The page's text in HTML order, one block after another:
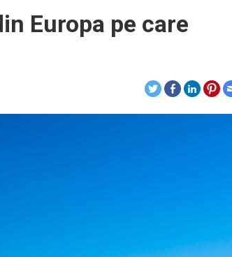
Europa pe care